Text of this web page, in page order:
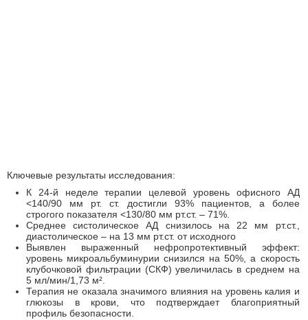
Ключевые результаты исследования:
К 24-й неделе терапии целевой уровень офисного АД
<140/90 мм рт. ст. достигли 93% пациентов, а более
строгого показателя <130/80 мм рт.ст. – 71%.
Среднее систолическое АД снизилось на 22 мм рт.ст.,
диастолическое – на 13 мм рт.ст. от исходного
Выявлен выраженный нефропротективный эффект:
уровень микроальбуминурии снизился на 50%, а скорость
клубочковой фильтрации (СКФ) увеличилась в среднем на
5 мл/мин/1,73 м².
Терапия не оказала значимого влияния на уровень калия и
глюкозы в крови, что подтверждает благоприятный
профиль безопасности.